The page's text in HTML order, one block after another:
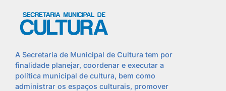
A Secretaria de Municipal de Cultura tem por
finalidade planejar, coordenar e executar a
política municipal de cultura, bem como
administrar os espaços culturais, promover